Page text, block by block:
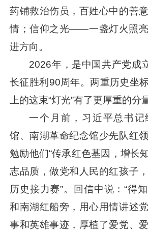
药铺救治伤员，百姓心中的善
情；信仰之光——一盏灯火照
进方向。
2026年，是中国共产党成
长征胜利90周年。两重历史坐
上的这束“灯光”有了更厚重的分
一个月前， 习近平总书记
馆、南湖革命纪念馆少先队红
勉励他们“传承红色基因，增长
志品质，做党和人民的红孩子
历史接力赛”。回信中说：“得
和南湖红船旁，用心用情讲述
事和英雄事迹，厚植了爱党、